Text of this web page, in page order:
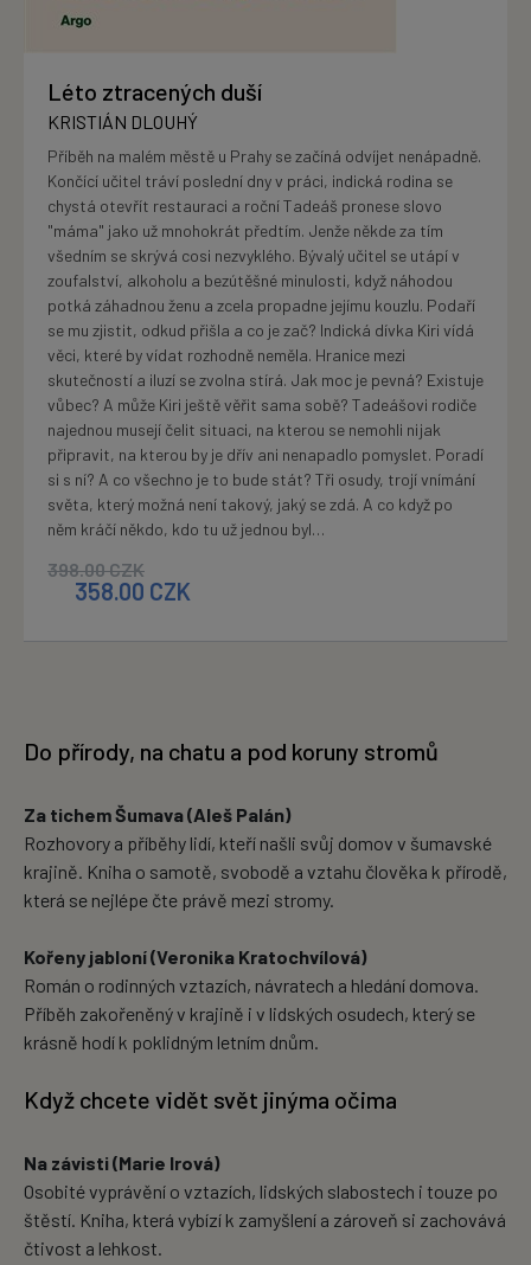
Léto ztracených duší
KRISTIÁN DLOUHÝ
Příběh na malém městě u Prahy se začíná odvíjet nenápadně.
Končící učitel tráví poslední dny v práci, indická rodina se
chystá otevřít restauraci a roční Tadeáš pronese slovo
"máma" jako už mnohokrát předtím. Jenže někde za tím
všedním se skrývá cosi nezvyklého. Bývalý učitel se utápí v
zoufalství, alkoholu a bezútěšné minulosti, když náhodou
potká záhadnou ženu a zcela propadne jejímu kouzlu. Podaří
se mu zjistit, odkud přišla a co je zač? Indická dívka Kiri vídá
věci, které by vídat rozhodně neměla. Hranice mezi
skutečností a iluzí se zvolna stírá. Jak moc je pevná? Existuje
vůbec? A může Kiri ještě věřit sama sobě? Tadeášovi rodiče
najednou musejí čelit situaci, na kterou se nemohli nijak
připravit, na kterou by je dřív ani nenapadlo pomyslet. Poradí
si s ní? A co všechno je to bude stát? Tři osudy, trojí vnímání
světa, který možná není takový, jaký se zdá. A co když po
něm kráčí někdo, kdo tu už jednou byl…
398.00CZK
358.00 CZK
Do přírody, na chatu a pod koruny stromů
Za tichem Šumava (Aleš Palán)
Rozhovory a příběhy lidí, kteří našli svůj domov v šumavské
krajině. Kniha o samotě, svobodě a vztahu člověka k přírodě,
která se nejlépe čte právě mezi stromy.
Kořeny jabloní (Veronika Kratochvílová)
Román o rodinných vztazích, návratech a hledání domova.
Příběh zakořeněný v krajině i v lidských osudech, který se
krásně hodí k poklidným letním dnům.
Když chcete vidět svět jinýma očima
Na závisti (Marie Irová)
Osobité vyprávění o vztazích, lidských slabostech i touze po
štěstí. Kniha, která vybízí k zamyšlení a zároveň si zachovává
čtivost a lehkost.